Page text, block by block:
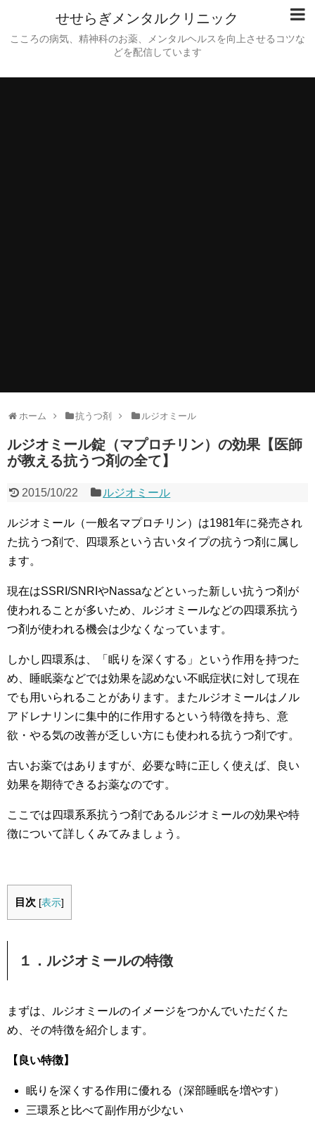
せせらぎメンタルクリニック
こころの病気、精神科のお薬、メンタルヘルスを向上させるコツな
どを配信しています
ホーム 抗うつ剤 ルジオミール
ルジオミール錠（マプロチリン）の効果【医師
が教える抗うつ剤の全て】
2015/10/22 ルジオミール
ルジオミール（一般名マプロチリン）は1981年に発売され
た抗うつ剤で、四環系という古いタイプの抗うつ剤に属し
ます。
現在はSSRI/SNRIやNassaなどといった新しい抗うつ剤が
使われることが多いため、ルジオミールなどの四環系抗う
つ剤が使われる機会は少なくなっています。
しかし四環系は、「眠りを深くする」という作用を持つた
め、睡眠薬などでは効果を認めない不眠症状に対して現在
でも用いられることがあります。またルジオミールはノル
アドレナリンに集中的に作用するという特徴を持ち、意
欲・やる気の改善が乏しい方にも使われる抗うつ剤です。
古いお薬ではありますが、必要な時に正しく使えば、良い
効果を期待できるお薬なのです。
ここでは四環系系抗うつ剤であるルジオミールの効果や特
徴について詳しくみてみましょう。
目次 [表示]
１．ルジオミールの特徴
まずは、ルジオミールのイメージをつかんでいただくた
め、その特徴を紹介します。
【良い特徴】
眠りを深くする作用に優れる（深部睡眠を増やす）
三環系と比べて副作用が少ない